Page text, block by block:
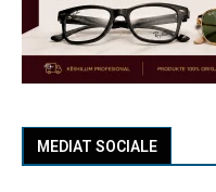
MEDIAT SOCIALE